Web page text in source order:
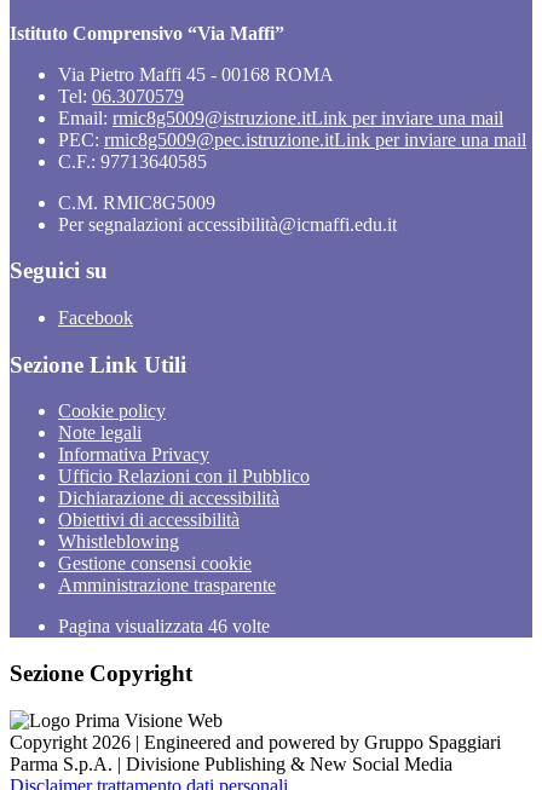
Istituto Comprensivo “Via Maffi”
Via Pietro Maffi 45 - 00168 ROMA
Tel: 06.3070579
Email: rmic8g5009@istruzione.itLink per inviare una mail
PEC: rmic8g5009@pec.istruzione.itLink per inviare una mail
C.F.: 97713640585
C.M. RMIC8G5009
Per segnalazioni accessibilità@icmaffi.edu.it
Seguici su
Facebook
Sezione Link Utili
Cookie policy
Note legali
Informativa Privacy
Ufficio Relazioni con il Pubblico
Dichiarazione di accessibilità
Obiettivi di accessibilità
Whistleblowing
Gestione consensi cookie
Amministrazione trasparente
Pagina visualizzata 46 volte
Sezione Copyright
Copyright 2026 | Engineered and powered by Gruppo Spaggiari
Parma S.p.A. | Divisione Publishing & New Social Media
Disclaimer trattamento dati personali